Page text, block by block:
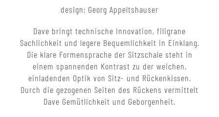
design: Georg Appeltshauser
Dave bringt technische Innovation, filigrane
Sachlichkeit und legere Bequemlichkeit in Einklang.
Die klare Formensprache der Sitzschale steht in
einem spannenden Kontrast zu der weichen,
einladenden Optik von Sitz- und Rückenkissen.
Durch die gezogenen Seiten des Rückens vermittelt
Dave Gemütlichkeit und Geborgenheit.